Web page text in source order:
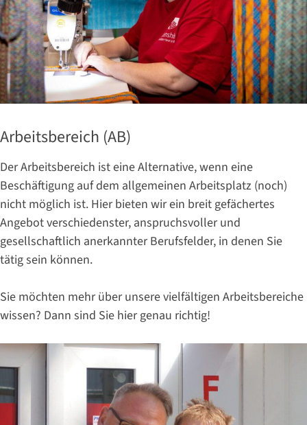
Arbeitsbereich (AB)
Der Arbeitsbereich ist eine Alternative, wenn eine
Beschäftigung auf dem allgemeinen Arbeitsplatz (noch)
nicht möglich ist. Hier bieten wir ein breit gefächertes
Angebot verschiedenster, anspruchsvoller und
gesellschaftlich anerkannter Berufsfelder, in denen Sie
tätig sein können.
Sie möchten mehr über unsere vielfältigen Arbeitsbereiche
wissen? Dann sind Sie hier genau richtig!